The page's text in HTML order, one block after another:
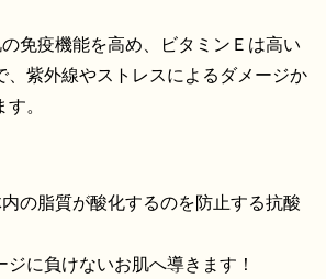
免疫機能を高め、ビタミンＥは高い
、紫外線やストレスによるダメージか
。
の脂質が酸化するのを防止する抗酸
に負けないお肌へ導きます！